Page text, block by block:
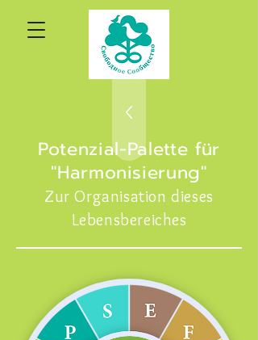
Potenzial-Palette für
"Harmonisierung"
Zur Organisation dieses
Lebensbereiches